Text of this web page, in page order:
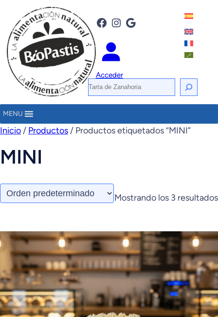
Facebook Instagram Google
Acceder
B
u
c
MENU
Inicio / Productos / Productos etiquetados “MINI”
MINI
Mostrando los 3 resultados